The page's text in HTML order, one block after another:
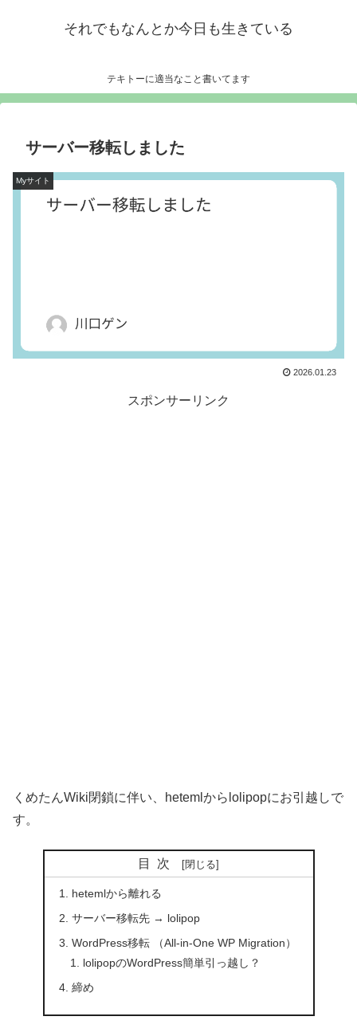
それでもなんとか今日も生きている
テキトーに適当なこと書いてます
サーバー移転しました
Myサイト
2026.01.23
スポンサーリンク
くめたんWiki閉鎖に伴い、hetemlからlolipopにお引越しで
す。
目次
hetemlから離れる
サーバー移転先 → lolipop
WordPress移転 （All-in-One WP Migration）
lolipopのWordPress簡単引っ越し？
締め